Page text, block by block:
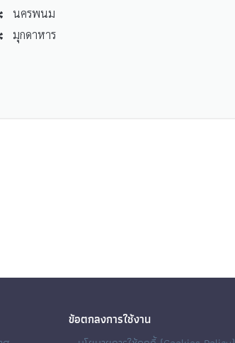
นครพนม
มุกดาหาร
ข้อตกลงการใช้งาน